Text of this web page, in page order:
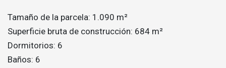
Tamaño de la parcela: 1.090 m²
Superficie bruta de construcción: 684 m²
Dormitorios: 6
Baños: 6